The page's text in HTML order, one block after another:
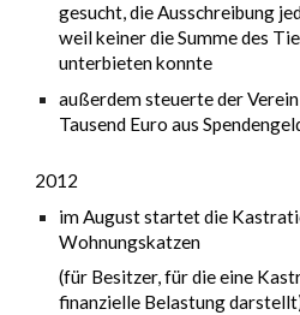
gesucht, die Ausschreibung
weil keiner die Summe des
unterbieten konnte
außerdem steuerte der
Tausend Euro aus
2012
im August startet die
Wohnungskatzen
(für Besitzer, für die eine
finanzielle Belastung